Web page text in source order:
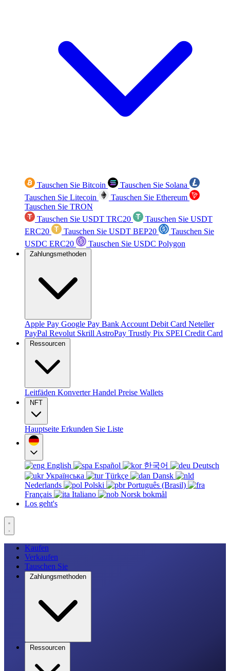
Tauschen Sie Bitcoin
Tauschen Sie Solana
Tauschen Sie Litecoin
Tauschen Sie Ethereum
Tauschen Sie TRON
Tauschen Sie USDT TRC20
Tauschen Sie USDT
ERC20
Tauschen Sie USDT BEP20
Tauschen Sie
USDC ERC20
Tauschen Sie USDC Polygon
Zahlungsmethoden
Apple Pay Google Pay Bank Account Debit Card Neteller
PayPal Revolut Skrill AstroPay Trustly Pix SPEI Credit Card
Ressourcen
Leitfäden KonverterHandel Preise Wallets
NFT
Hauptseite Erkunden Sie Liste
English Español 한국어
Deutsch
Українська
Türkçe
Dansk
Nederlands
Polski
Português (Brasil)
Français
Italiano
Norsk bokmål
Los geht's
Kaufen
Verkaufen
Tauschen Sie
Zahlungsmethoden
Ressourcen